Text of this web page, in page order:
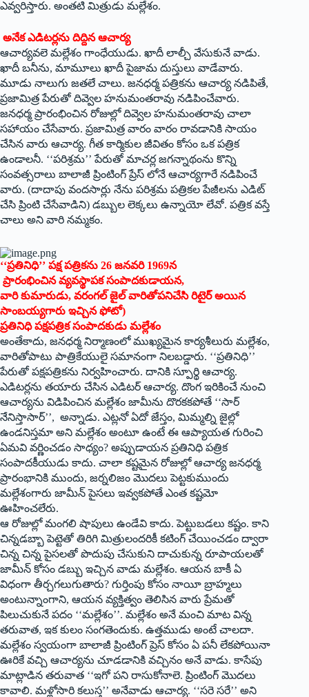
ఎవ్వరిస్తారు. అంతటి మిత్రుడు మల్లేశం.
అనేక ఎడిటర్లను దిద్దిన ఆచార్య
ఆచార్యవలె మల్లేశం గాంధేయుడు. ఖాదీ లాల్చీ వేసుకునే వాడు.
ఖాదీ బనీను, మామూలు ఖాదీ పైజామ దుస్తులు వాడేవారు.
మూడు నాలుగు జతలే చాలు. జనధర్మ పత్రికను ఆచార్య నడిపితే,
ప్రజామిత్ర పేరుతో దివ్వెల హనుమంతరావు నడిపించేవారు.
జనధర్మ ప్రారంభించిన రోజుల్లో దివ్వెల హనుమంతరావు చాలా
సహాయం చేసేవారు. ప్రజామిత్ర వారం వారం రావడానికి సాయం
చేసిన వారు ఆచార్య. గీత కార్మికుల జీవితం కోసం ఒక పత్రిక
ఉండాలనీ. ‘‘పరిశ్రమ’’ పేరుతో మాచర్ల జగన్నాథంను కొన్ని
సంవత్సరాలు బాలాజీ ప్రింటింగ్‌ ‌ప్రేస్‌ ‌లోనే ఆచార్యగారే నడిపించే
వారు. (దాదాపు వందసార్లు నేను పరిశ్రమ పత్రికల పేజీలను ఎడిట్‌
‌చేసి ప్రింటి చేసేవాడిని) డబ్బుల లెక్కలు ఉన్నాయో లేవో. పత్రిక వస్తే
చాలు అని వారి నమ్మకం.
‘‘‌ప్రతినిధి’’ పక్ష పత్రికను 26 జనవరి 1969న
ప్రారంభించిన వ్యవస్థాపక సంపాదకుడాయన,
వారి కుమారుడు, వరంగల్‌ ‌జైల్‌ ‌వారితోపనిచేసి రిటైర్‌ అయిన
సాంబయ్యగారు ఇచ్చిన ఫోటో)
ప్రతినిధి పక్షపత్రిక సంపాదకుడు మల్లేశం
అంతేకాదు, జనధర్మ నిర్మాణంలో ముఖ్యమైన కార్యశీలురు మల్లేశం,
వారితోపాటు పాత్రికేయులై సమానంగా నిలబడ్డారు. ‘‘ప్రతినిధి’’
పేరుతో పక్షపత్రికను నిర్వహించారు. దానికి స్పూర్థి ఆచార్య.
ఎడిటర్లను తయారు చేసిన ఎడిటర్‌ ఆచార్య. దొంగ ఇరికించే నుంచి
ఆచార్యను విడిపించిన మల్లేశం జామీను దొరకకపోతే ‘‘సార్‌
‌నేనిస్తాసార్‌’’, అన్నాడు. ఎట్లనో ఏదో జేస్తం, మిమ్మల్ని జైల్లో
ఉండనిస్తమా అని మల్లేశం అంటూ ఉంటే ఈ ఆప్యాయత గురించి
ఏమవి వర్ణించడం సాధ్యం? అప్పుడాయన ప్రతినిధి పత్రిక
సంపాదకీయుడు కాదు. చాలా కష్టమైన రోజుల్లో ఆచార్య జనధర్మ
ప్రారంభానికి ముందు, జర్నలిజం మొదలు పెట్టకుముందు
మల్లేశంగారు జామీన్‌ ‌పైసలు ఇవ్వకపోతే ఎంత కష్టమో
ఊహించలేరు.
ఆ రోజుల్లో మంగలి షాపులు ఉండేవి కాదు. పెట్టుబడలు కష్టం. కాని
చిన్నడబ్బా పెట్టెతో తిరిగి మిత్రులందరికీ కటింగ్‌ ‌చేయించడం ద్వారా
చిన్న చిన్న పైసలతో పొదుపు చేసుకుని దాచుకున్న రూపాయలతో
జామీన్‌ ‌కోసం డబ్బు ఇచ్చిన వాడు మల్లేశం. ఆయన బాకీ ఏ
విధంగా తీర్చగలుగుతారు? గుర్తింపు కోసం నాయీ బ్రాహ్మలు
అంటున్నాంగాని, ఆయన వ్యక్తిత్వం తెలిసిన వారు ప్రేమతో
పిలుచుకునే పదం ‘‘మల్లేశం’’. మల్లేశం అనే మంచి మాట విన్న
తరువాత, ఇక కులం సంగతెందుకు. ఉత్తముడు అంటే చాలదా.
మల్లేశం స్వయంగా బాలాజీ ప్రింటింగ్‌ ‌ప్రెస్‌ ‌కోసం ఏ పనీ లేకపోయినా
ఊరికే వచ్చి ఆచార్యను చూడడానికి వచ్చినం అనే వాడు. కాసేపు
మాట్లాడిన తరువాత ‘‘ఇగో పని రాసుకోనాలె. ప్రింటింగ్‌ ‌మొదలు
కావాలి. మళ్లోసారి కలుస్త’’ అనేవాడు ఆచార్య. ‘‘సరె సరే’’ అని